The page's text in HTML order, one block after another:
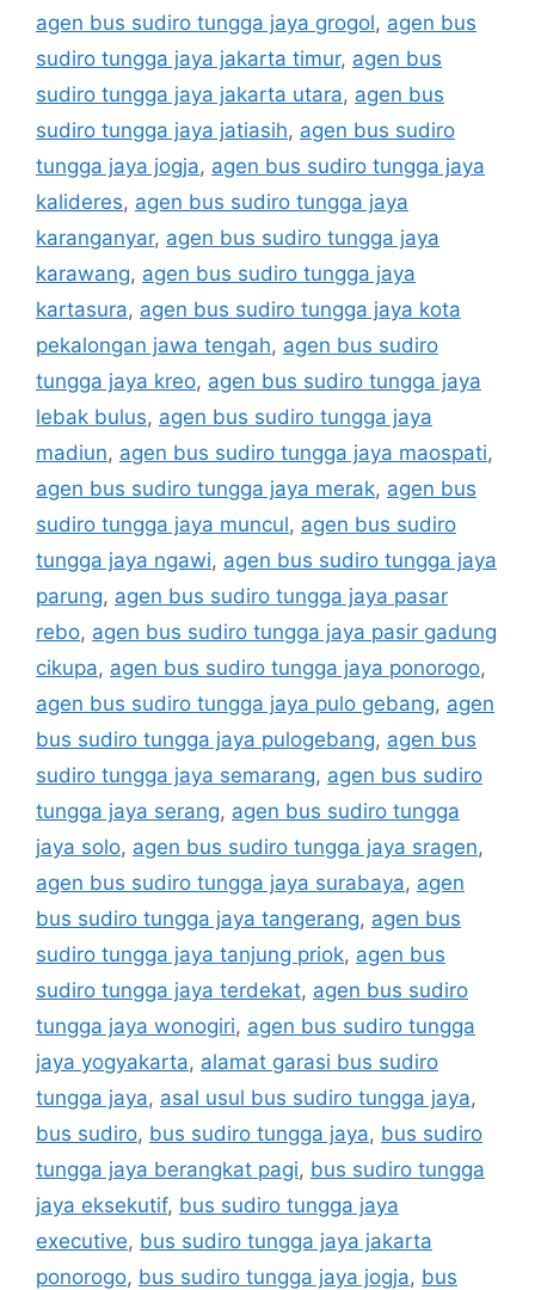
agen bus sudiro tungga jaya grogol, agen bus
sudiro tungga jaya jakarta timur, agen bus
sudiro tungga jaya jakarta utara, agen bus
sudiro tungga jaya jatiasih, agen bus sudiro
tungga jaya jogja, agen bus sudiro tungga jaya
kalideres, agen bus sudiro tungga jaya
karanganyar, agen bus sudiro tungga jaya
karawang, agen bus sudiro tungga jaya
kartasura, agen bus sudiro tungga jaya kota
pekalongan jawa tengah, agen bus sudiro
tungga jaya kreo, agen bus sudiro tungga jaya
lebak bulus, agen bus sudiro tungga jaya
madiun, agen bus sudiro tungga jaya maospati,
agen bus sudiro tungga jaya merak, agen bus
sudiro tungga jaya muncul, agen bus sudiro
tungga jaya ngawi, agen bus sudiro tungga jaya
parung, agen bus sudiro tungga jaya pasar
rebo, agen bus sudiro tungga jaya pasir gadung
cikupa, agen bus sudiro tungga jaya ponorogo,
agen bus sudiro tungga jaya pulo gebang, agen
bus sudiro tungga jaya pulogebang, agen bus
sudiro tungga jaya semarang, agen bus sudiro
tungga jaya serang, agen bus sudiro tungga
jaya solo, agen bus sudiro tungga jaya sragen,
agen bus sudiro tungga jaya surabaya, agen
bus sudiro tungga jaya tangerang, agen bus
sudiro tungga jaya tanjung priok, agen bus
sudiro tungga jaya terdekat, agen bus sudiro
tungga jaya wonogiri, agen bus sudiro tungga
jaya yogyakarta, alamat garasi bus sudiro
tungga jaya, asal usul bus sudiro tungga jaya,
bus sudiro, bus sudiro tungga jaya, bus sudiro
tungga jaya berangkat pagi, bus sudiro tungga
jaya eksekutif, bus sudiro tungga jaya
executive, bus sudiro tungga jaya jakarta
ponorogo, bus sudiro tungga jaya jogja, bus